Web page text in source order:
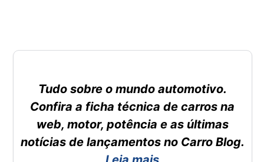
Tudo sobre o mundo automotivo.
Confira a ficha técnica de carros na
web, motor, potência e as últimas
notícias de lançamentos no Carro Blog.